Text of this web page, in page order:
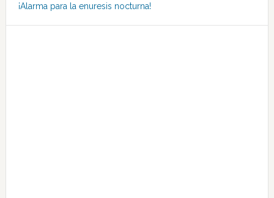
¡Alarma para la enuresis nocturna!